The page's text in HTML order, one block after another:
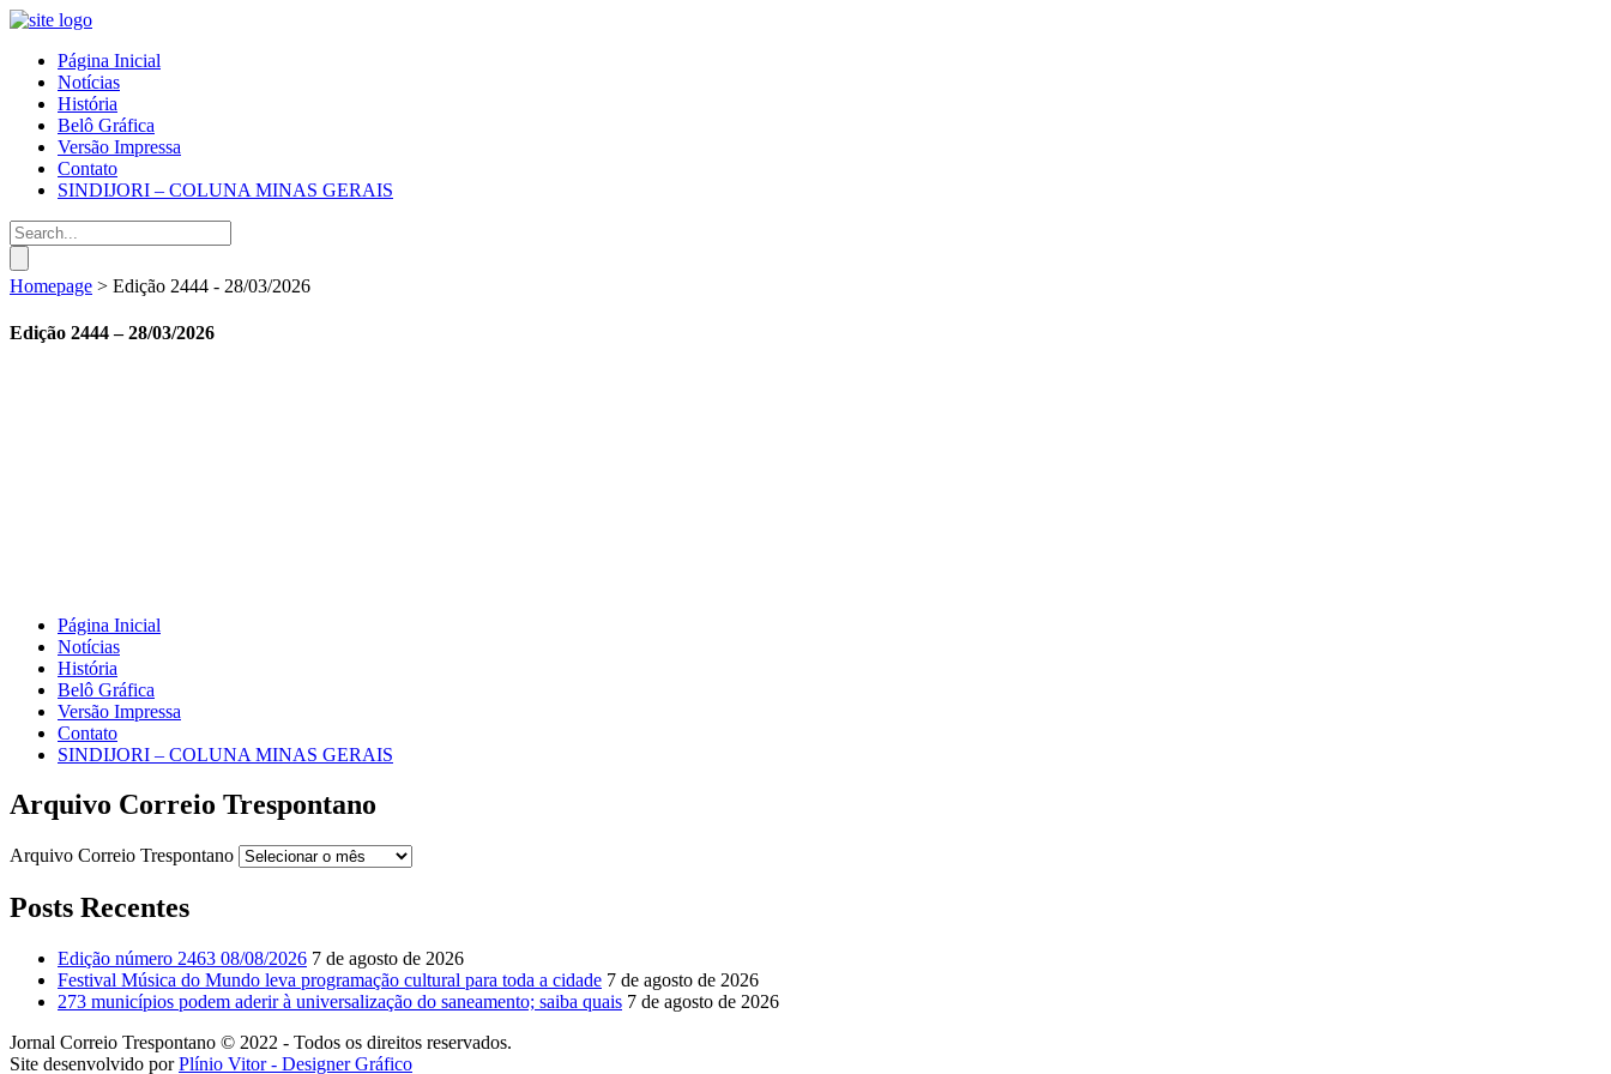
Página Inicial
Notícias
História
Belô Gráfica
Versão Impressa
Contato
SINDIJORI – COLUNA MINAS GERAIS
Homepage > Edição 2444 - 28/03/2026
Edição 2444 – 28/03/2026
Página Inicial
Notícias
História
Belô Gráfica
Versão Impressa
Contato
SINDIJORI – COLUNA MINAS GERAIS
Arquivo Correio Trespontano
Arquivo Correio Trespontano
Posts Recentes
Edição número 2463 08/08/2026 7 de agosto de 2026
Festival Música do Mundo leva programação cultural para toda a cidade 7 de agosto de 2026
273 municípios podem aderir à universalização do saneamento; saiba quais 7 de agosto de 2026
Jornal Correio Trespontano © 2022 - Todos os direitos reservados.
Site desenvolvido porPlínio Vitor - Designer Gráfico